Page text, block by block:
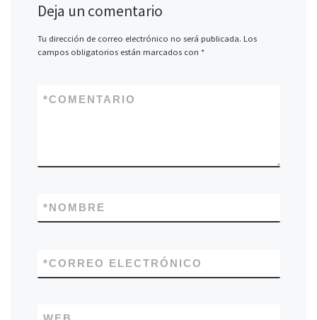
Deja un comentario
Tu dirección de correo electrónico no será publicada. Los
campos obligatorios están marcados con *
COMENTARIO
*
NOMBRE
*
CORREO ELECTRÓNICO
*